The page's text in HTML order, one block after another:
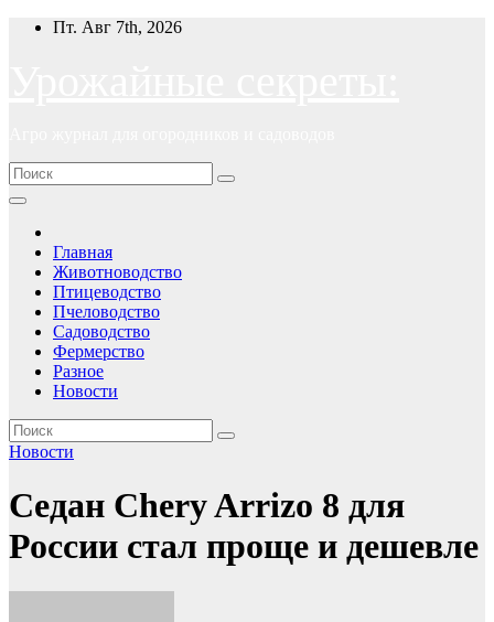
ПерейтиПт. Авг 7th, 2026
Главная
Животноводство
Птицеводство
Пчеловодство
Садоводство
Фермерство
Разное
Новости
Новости
Седан Chery Arrizo 8 для
России стал проще и дешевле